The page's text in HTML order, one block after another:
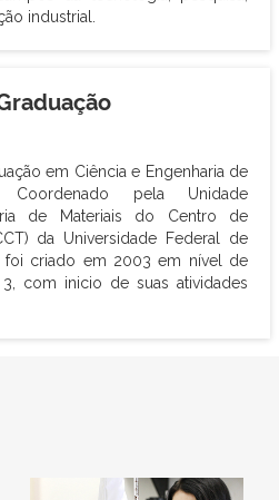
industrial.
em Ciência e Engenharia de
Coordenado pela Unidade
de Materiais do Centro de
da Universidade Federal de
foi criado em 2003 em nível de
com inicio de suas atividades